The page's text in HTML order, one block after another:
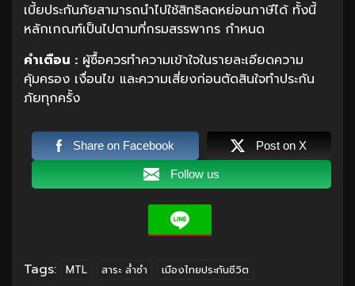
เบี้ยประกันภัยสามารถนำไปใช้สิทธิลดหย่อนภาษีได้ ทั้งนี้
หลักเกณฑ์เป็นไปตามที่กรมสรรพากร กำหนด
คำเตือน : ผู้ซื้อควรทำความเข้าใจในรายละเอียดความ
คุ้มครอง เงื่อนไข และความเสี่ยงก่อนตัดสินใจทำประกัน
ภัยทุกครั้ง
Share on Facebook Post on X
Follow us
Tags: MTL สาระ ล่ำซำ เมืองไทยประกันชีวิต